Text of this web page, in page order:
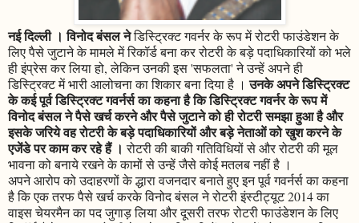
नई दिल्ली । विनोद बंसल नेडिस्ट्रिक्ट गवर्नर के रूप में रोटरी फाउंडेशन के
लिए पैसे जुटाने के मामले में रिकॉर्ड बना कर रोटरी के बड़े पदाधिकारियों को भले
ही इंप्रेस कर लिया हो, लेकिन उनकी इस 'सफलता' ने उन्हें अपने ही
डिस्ट्रिक्ट में भारी आलोचना का शिकार बना दिया है ।उनके अपने डिस्ट्रिक्ट
के कई पूर्व डिस्ट्रिक्ट गवर्नर्स का कहना है कि डिस्ट्रिक्ट गवर्नर के रूप में
विनोद बंसल ने पैसे खर्च करने और पैसे जुटाने को ही रोटरी समझा हुआ है और
इसके जरिये वह रोटरी के बड़े पदाधिकारियों और बड़े नेताओं को खुश करने के
एजेंडे पर काम कर रहे हैं । रोटरी की बाकी गतिविधियों से और रोटरी की मूल
भावना को बनाये रखने के कामों से उन्हें जैसे कोई मतलब नहीं है ।
अपने आरोप को उदाहरणों के द्धारा वजनदार बनाते हुए इन पूर्व गवर्नर्स का कहना
है कि एक तरफ पैसे खर्च करके विनोद बंसल ने रोटरी इंस्टीट्यूट 2014 का
वाइस चेयरमैन का पद जुगाड़ लिया और दूसरी तरफ रोटरी फाउंडेशन के लिए